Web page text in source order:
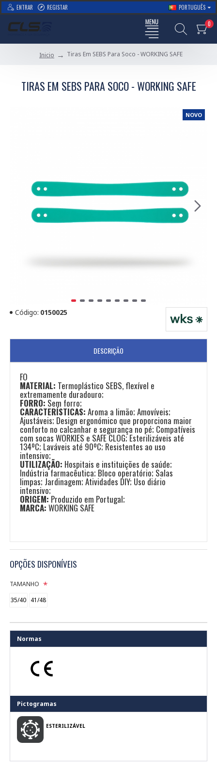
ENTRAR REGISTAR PORTUGUÊS
0
Inicio Tiras Em SEBS Para Soco - WORKING SAFE
TIRAS EM SEBS PARA SOCO - WORKING SAFE
NOVO
Código: 0150025
DESCRIÇÃO
FO
MATERIAL: Termoplástico SEBS, flexível e
extremamente duradouro;
FORRO: Sem forro;
CARACTERÍSTICAS: Aroma a limão; Amovíveis;
Ajustáveis; Design ergonómico que proporciona maior
conforto no calcanhar e segurança no pé; Compatíveis
com socas WORKIES e SAFE CLOG; Esterilizáveis até
134ºC; Laváveis até 90ºC; Resistentes ao uso
intensivo;
UTILIZAÇÃO: Hospitais e instituições de saúde;
Indústria farmacêutica; Bloco operatório; Salas
limpas; Jardinagem; Atividades DIY; Uso diário
intensivo;
ORIGEM: Produzido em Portugal;
MARCA: WORKING SAFE
OPÇÕES DISPONÍVEIS
TAMANHO
35/40 41/48
Normas
Pictogramas
ESTERILIZÁVEL